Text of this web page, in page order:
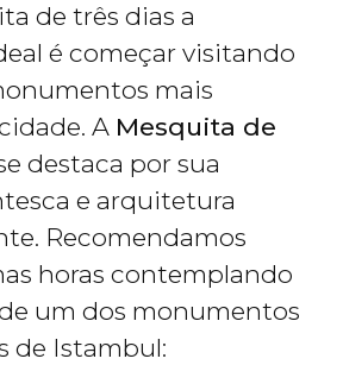
de três dias a
é começar visitando
mais
A Mesquita de
destaca por sua
e arquitetura
Recomendamos
horas contemplando
um dos monumentos
de Istambul: